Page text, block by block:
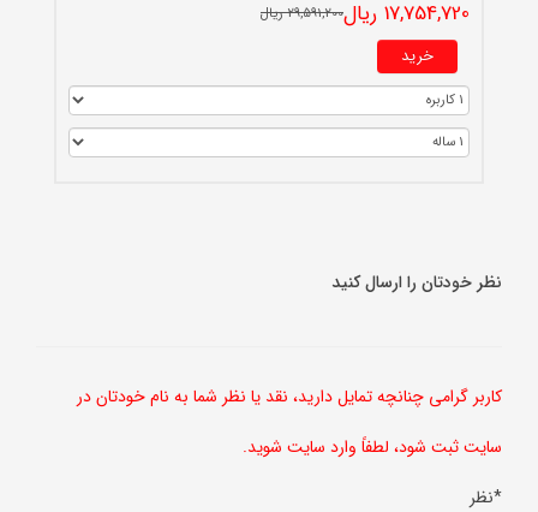
17,754,720 ریال 29,591,200 ریال
خرید
نظر خودتان را ارسال کنید
کاربر گرامی چنانچه تمایل دارید، نقد یا نظر شما به نام خودتان در
سایت ثبت شود، لطفاً وارد سایت شوید.
*نظر